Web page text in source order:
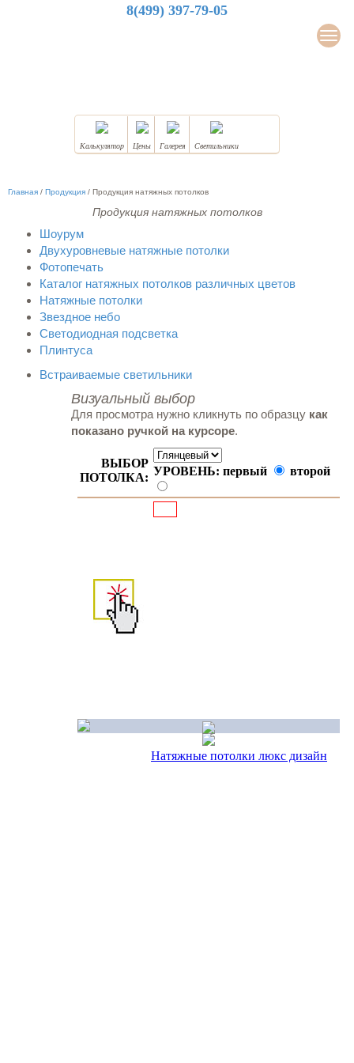
8(499) 397-79-05
Калькулятор Цены Галерея Светильники
Главная / Продукция / Продукция натяжных потолков
Продукция натяжных потолков
Шоурум
Двухуровневые натяжные потолки
Фотопечать
Каталог натяжных потолков различных цветов
Натяжные потолки
Звездное небо
Светодиодная подсветка
Плинтуса
Встраиваемые светильники
Визуальный выбор
Для просмотра нужно кликнуть по образцу как
показано ручкой на курсоре.